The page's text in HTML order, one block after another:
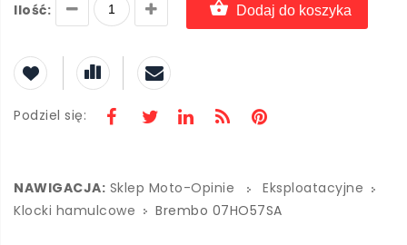
Ilość: Dodaj do koszyka
Podziel się:
NAWIGACJA: Sklep Moto-Opinie
Eksploatacyjne
Klocki hamulcowe
Brembo 07HO57SA